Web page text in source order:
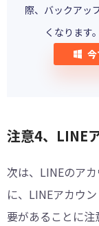
際、バックアッ
くなります
今
注意4、LINE
次は、LINEのア
に、LINEアカウ
要があることに注